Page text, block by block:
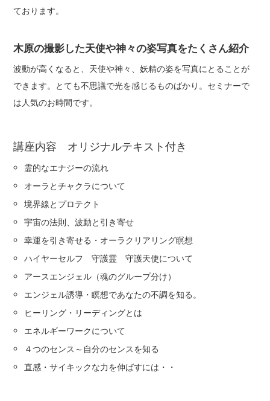
ております。
木原の撮影した天使や神々の姿写真をたくさん紹介
波動が高くなると、天使や神々、妖精の姿を写真にとることが
できます。とても不思議で光を感じるものばかり。セミナーで
は人気のお時間です。
講座内容 オリジナルテキスト付き
霊的なエナジーの流れ
オーラとチャクラについて
境界線とプロテクト
宇宙の法則、波動と引き寄せ
幸運を引き寄せる・オーラクリアリング瞑想
ハイヤーセルフ 守護霊 守護天使について
アースエンジェル（魂のグループ分け）
エンジェル誘導・瞑想であなたの不調を知る。
ヒーリング・リーディングとは
エネルギーワークについて
４つのセンス～自分のセンスを知る
直感・サイキックな力を伸ばすには・・